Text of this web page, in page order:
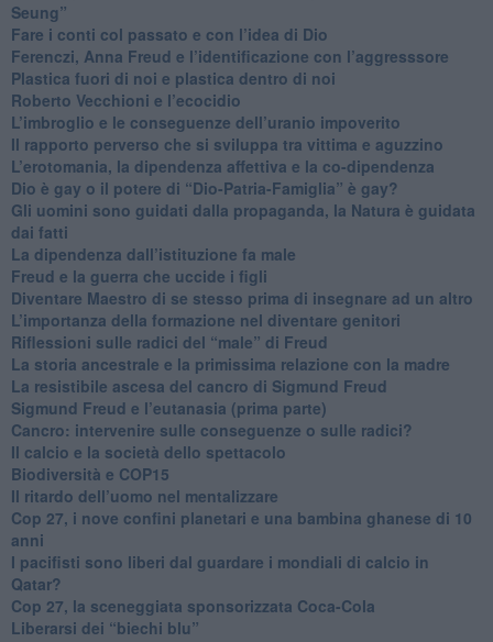
Seung”
​Fare i conti col passato e con l’idea di Dio
​Ferenczi, Anna Freud e l’identificazione con l’aggresssore
Plastica fuori di noi e plastica dentro di noi
​Roberto Vecchioni e l’ecocidio
​L’imbroglio e le conseguenze dell’uranio impoverito
​Il rapporto perverso che si sviluppa tra vittima e aguzzino
L’erotomania, la dipendenza affettiva e la co-dipendenza
​Dio è gay o il potere di “Dio-Patria-Famiglia” è gay?
​Gli uomini sono guidati dalla propaganda, la Natura è guidata
dai fatti
La dipendenza dall’istituzione fa male
​Freud e la guerra che uccide i figli
​Diventare Maestro di se stesso prima di insegnare ad un altro
L’importanza della formazione nel diventare genitori
Riflessioni sulle radici del “male” di Freud
​La storia ancestrale e la primissima relazione con la madre
​La resistibile ascesa del cancro di Sigmund Freud
Sigmund Freud e l’eutanasia (prima parte)
Cancro: intervenire sulle conseguenze o sulle radici?
​Il calcio e la società dello spettacolo
Biodiversità e COP15
​Il ritardo dell’uomo nel mentalizzare
​Cop 27, i nove confini planetari e una bambina ghanese di 10
anni
​I pacifisti sono liberi dal guardare i mondiali di calcio in
Qatar?
​Cop 27, la sceneggiata sponsorizzata Coca-Cola
​Liberarsi dei “biechi blu”